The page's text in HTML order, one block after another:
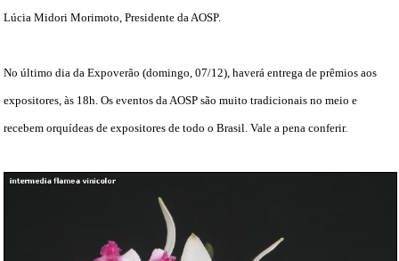
Lúcia Midori Morimoto, Presidente da AOSP.
No último dia da Expoverão (domingo, 07/12), haverá entrega de prêmios aos
expositores, às 18h. Os eventos da AOSP são muito tradicionais no meio e
recebem orquídeas de expositores de todo o Brasil. Vale a pena conferir.